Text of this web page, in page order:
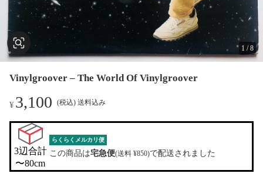
1 /8
Vinylgroover – The World Of Vinylgroover
¥3,100 (税込) 送料込み
3辺合計
〜80cm
らくらくメルカリ便
この商品は宅急便(送料 ¥850)で配送されました